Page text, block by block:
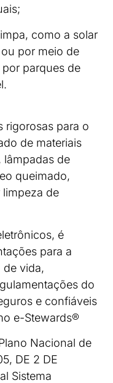
como a solar
por meio de
parques de
rigorosas para o
de materiais
lâmpadas de
queimado,
de
é
para a
de vida,
do
e confiáveis
e-Stewards®
Nacional de
DE 2 DE
Sistema